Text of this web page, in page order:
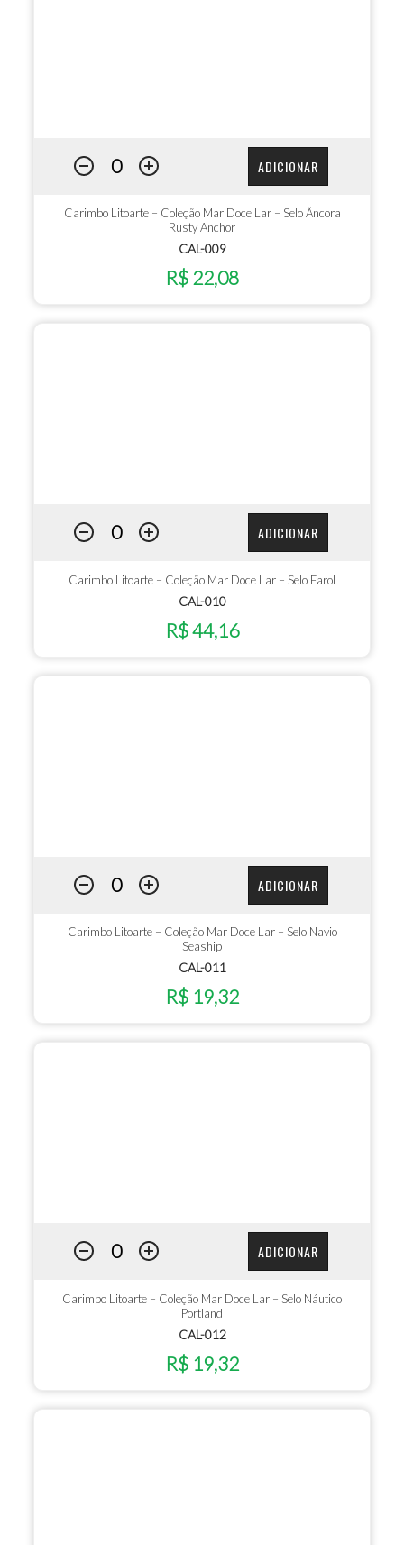
ADICIONAR
Carimbo Litoarte – Coleção Mar Doce Lar – Selo Âncora
Rusty Anchor
CAL-009
R$ 22,08
ADICIONAR
Carimbo Litoarte – Coleção Mar Doce Lar – Selo Farol
CAL-010
R$ 44,16
ADICIONAR
Carimbo Litoarte – Coleção Mar Doce Lar – Selo Navio
Seaship
CAL-011
R$ 19,32
ADICIONAR
Carimbo Litoarte – Coleção Mar Doce Lar – Selo Náutico
Portland
CAL-012
R$ 19,32